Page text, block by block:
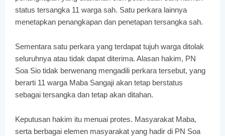
status tersangka 11 warga sah. Satu perkara lainnya
menetapkan penangkapan dan penetapan tersangka sah.
Sementara satu perkara yang terdapat tujuh warga ditolak
seluruhnya atau tidak dapat diterima. Alasan hakim, PN
Soa Sio tidak berwenang mengadili perkara tersebut, yang
berarti 11 warga Maba Sangaji akan tetap berstatus
sebagai tersangka dan tetap akan ditahan.
Keputusan hakim itu menuai protes. Masyarakat Maba,
serta berbagai elemen masyarakat yang hadir di PN Soa